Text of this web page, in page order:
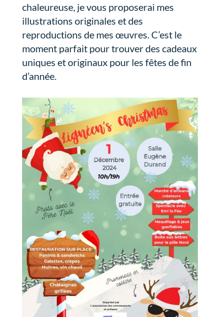
chaleureuse, je vous proposerai mes
illustrations originales et des
reproductions de mes œuvres. C’est le
moment parfait pour trouver des cadeaux
uniques et originaux pour les fêtes de fin
d’année.